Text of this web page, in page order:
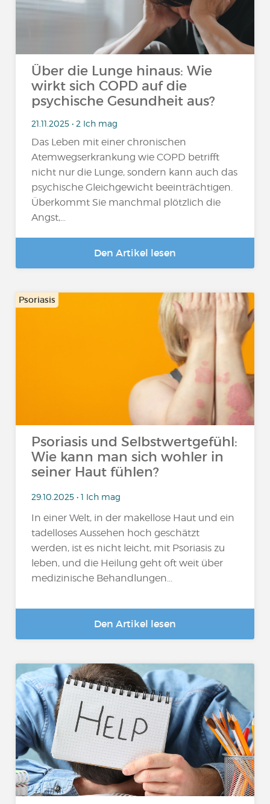
Über die Lunge hinaus: Wie
wirkt sich COPD auf die
psychische Gesundheit aus?
21.11.2025 • 2 Ich mag
Das Leben mit einer chronischen
Atemwegserkrankung wie COPD betrifft
nicht nur die Lunge, sondern kann auch das
psychische Gleichgewicht beeinträchtigen.
Überkommt Sie manchmal plötzlich die
Angst,...
Den Artikel lesen
Psoriasis
Psoriasis und Selbstwertgefühl:
Wie kann man sich wohler in
seiner Haut fühlen?
29.10.2025 • 1 Ich mag
In einer Welt, in der makellose Haut und ein
tadelloses Aussehen hoch geschätzt
werden, ist es nicht leicht, mit Psoriasis zu
leben, und die Heilung geht oft weit über
medizinische Behandlungen...
Den Artikel lesen